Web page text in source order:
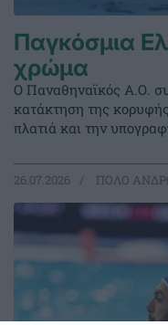
Παγκόσμια
χρώμα
Ο Παναθηναϊκός Α.Ο.
κατάκτηση της
πλατιά και την
26.07.2026 ΠΟΛΟ